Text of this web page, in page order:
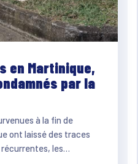
en Martinique,
par la
à la fin de
ont laissé des traces
les…